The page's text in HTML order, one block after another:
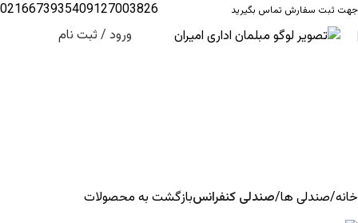
جهت ثبت سفارش تماس بگیرید 09127003826
02166739354
ورود / ثبت نام
خانه صندلی ها صندلی کنفرانسبازگشت به محصولات